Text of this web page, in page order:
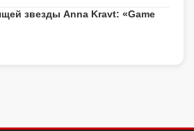
звезды Anna Kravt: «Game